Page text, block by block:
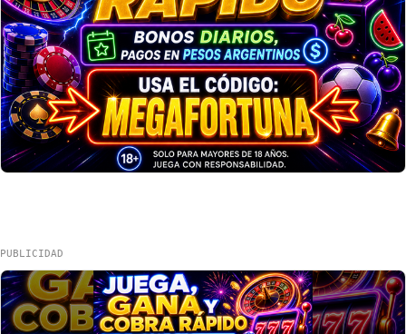
PUBLICIDAD